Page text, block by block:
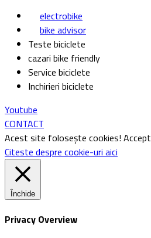
electrobike
bike advisor
Teste biciclete
cazari bike friendly
Service biciclete
Inchirieri biciclete
Youtube
CONTACT
Acest site folosește cookies! Accept
Citeste despre cookie-uri aici
Închide
Privacy Overview